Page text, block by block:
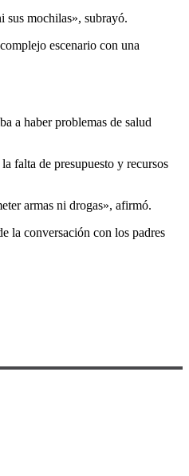
sus mochilas», subrayó.
escenario con una
a haber problemas de salud
falta de presupuesto y recursos
armas ni drogas», afirmó.
la conversación con los padres